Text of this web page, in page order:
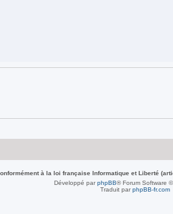
à la loi française Informatique et Liberté
Développé parphpBB® Forum Software
Traduit parphpBB-fr.com